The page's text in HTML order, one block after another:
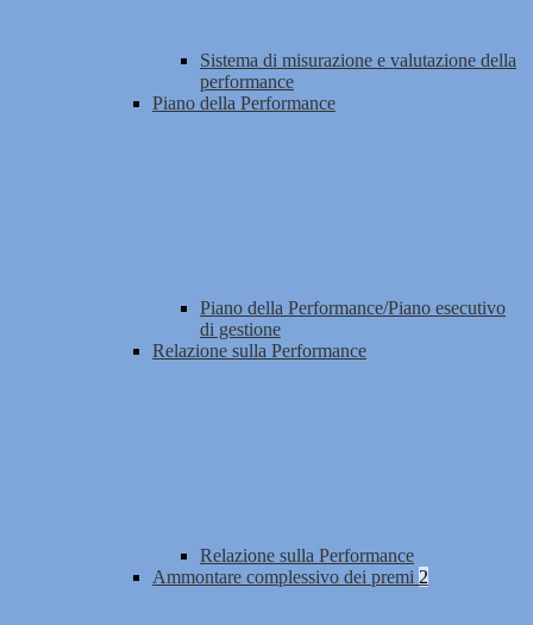
Sistema di misurazione e valutazione della
performance
Piano della Performance
Piano della Performance/Piano esecutivo
di gestione
Relazione sulla Performance
Relazione sulla Performance
Ammontare complessivo dei premi 2